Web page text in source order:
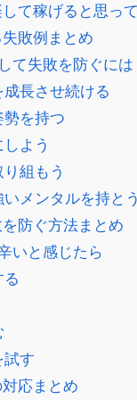
て稼げると思っ
敗例まとめ
て失敗を防ぐには
長させ続ける
を持つ
よう
組もう
メンタルを持とう
防ぐ方法まとめ
いと感じたら
る
試す
応まとめ